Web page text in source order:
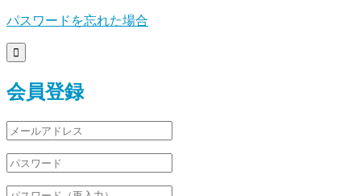
パスワードを忘れた場合

会員登録